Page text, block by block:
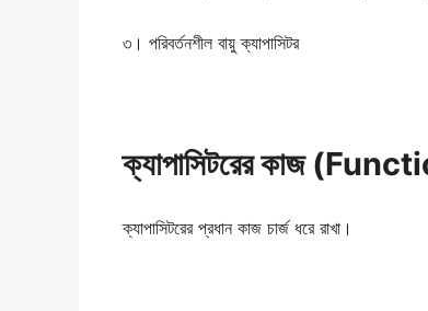
৩। পরিবর্তনশীল বায়ু ক্যাপাসিটর
ক্যাপাসিটরের কাজ
ক্যাপাসিটরের প্রধান কাজ চার্জ ধরে রাখা।